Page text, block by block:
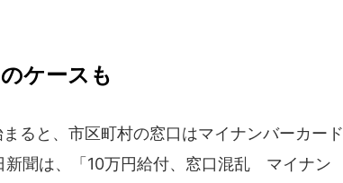
ケースも
ると、市区町村の窓口はマイナンバーカード
新聞は、「10万円給付、窓口混乱 マイナン